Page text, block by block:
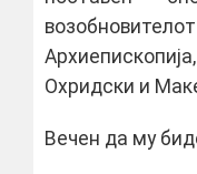
Охридски и
Вечен да му